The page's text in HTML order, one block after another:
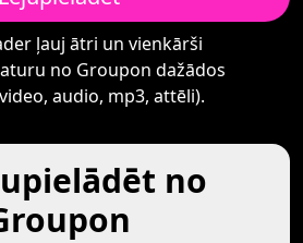
ļauj ātri un vienkārši
no Groupon dažādos
audio, mp3, attēli).
no